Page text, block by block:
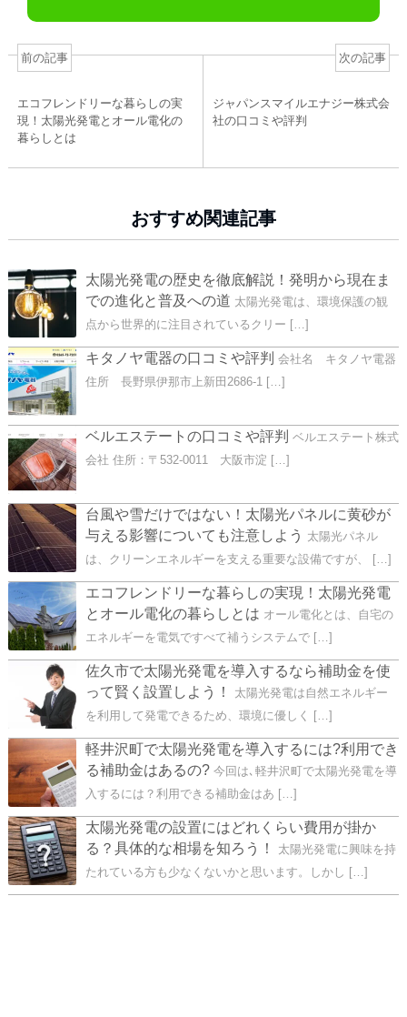
前の記事
エコフレンドリーな暮らしの実
現！太陽光発電とオール電化の
暮らしとは
次の記事
ジャパンスマイルエナジー株式会
社の口コミや評判
おすすめ関連記事
太陽光発電の歴史を徹底解説！発明から現在ま
での進化と普及への道 太陽光発電は、環境保護の観
点から世界的に注目されているクリー […]
キタノヤ電器の口コミや評判 会社名 キタノヤ電器
住所 長野県伊那市上新田2686-1 […]
ベルエステートの口コミや評判 ベルエステート株式
会社 住所：〒532-0011 大阪市淀 […]
台風や雪だけではない！太陽光パネルに黄砂が
与える影響についても注意しよう
太陽光パネル
は、クリーンエネルギーを支える重要な設備ですが、 […]
エコフレンドリーな暮らしの実現！太陽光発電
とオール電化の暮らしとは オール電化とは、自宅の
エネルギーを電気ですべて補うシステムで […]
佐久市で太陽光発電を導入するなら補助金を使
って賢く設置しよう！
太陽光発電は自然エネルギー
を利用して発電できるため、環境に優しく […]
軽井沢町で太陽光発電を導入するには?利用でき
る補助金はあるの? 今回は､軽井沢町で太陽光発電を導
入するには？利用できる補助金はあ […]
太陽光発電の設置にはどれくらい費用が掛か
る？具体的な相場を知ろう！
太陽光発電に興味を持
たれている方も少なくないかと思います。しかし […]